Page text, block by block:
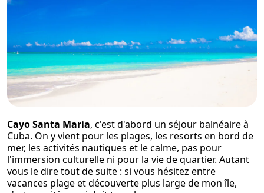
Cayo Santa Maria, c'est d'abord un séjour balnéaire à
Cuba. On y vient pour les plages, les resorts en bord de
mer, les activités nautiques et le calme, pas pour
l'immersion culturelle ni pour la vie de quartier. Autant
vous le dire tout de suite : si vous hésitez entre
vacances plage et découverte plus large de mon île,